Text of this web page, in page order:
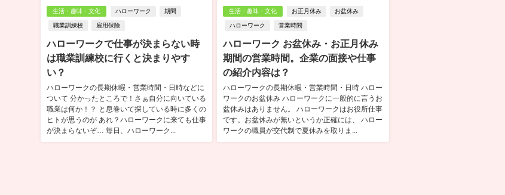
生活・趣味・文化 ハローワーク 期間
職業訓練校 雇用保険
ハローワークで仕事が決まらない時
は職業訓練校に行くと決まりやす
い？
ハローワークの長期休暇・営業時間・日時などに
ついて 分かったところで！さぁ自分に向いている
職業は何か！？ と息巻いて探している時に多くの
ヒトが思うのが あれ？ハローワークに来ても仕事
が決まらないぞ… 毎日、ハローワーク...
生活・趣味・文化 お正月休み お盆休み
ハローワーク 営業時間
ハローワーク お盆休み・お正月休み
期間の営業時間。企業の面接や仕事
の紹介内容は？
ハローワークの長期休暇・営業時間・日時 ハロー
ワークのお盆休み ハローワークに一般的に言うお
盆休みはありません。 ハローワークはお役所仕事
です。お盆休みが無いというか正確には、 ハロー
ワークの職員が交代制で夏休みを取りま...